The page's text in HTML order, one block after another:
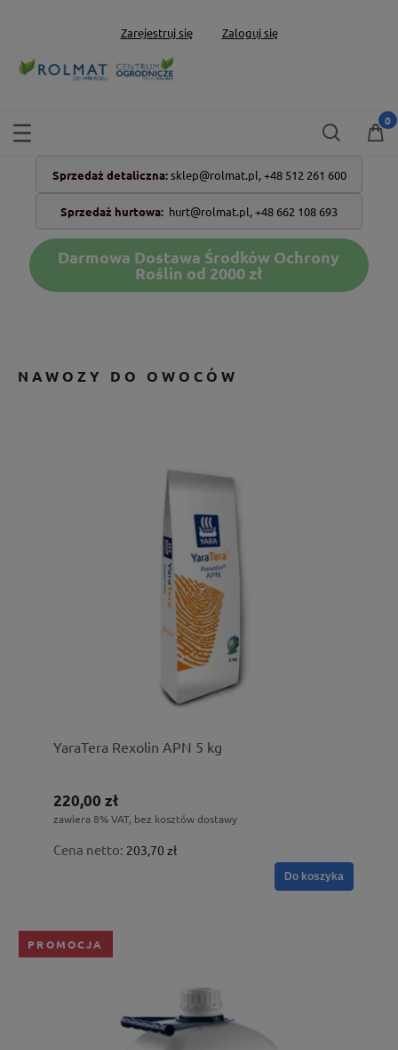
Zarejestruj się Zaloguj się
Sprzedaż detaliczna: sklep@rolmat.pl, +48 512 261 600
Sprzedaż hurtowa: hurt@rolmat.pl,+48 662 108 693
Darmowa Dostawa Środków Ochrony
Roślin od 2000 zł
NAWOZY DO OWOCÓW
YaraTera Rexolin APN 5 kg
220,00 zł
zawiera 8% VAT, bez kosztów dostawy
Cena netto: 203,70 zł
Do koszyka
PROMOCJA